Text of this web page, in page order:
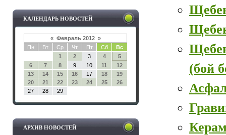
КАЛЕНДАРЬ НОВОСТЕЙ
« Февраль 2012 »
Пн
Вт Ср Чт Пт Сб
Вс
1
2 3 4
5
6
7 8 9 10 11
12
13
14 15 16 17 18
19
20
21 22 23 24 25
26
27
28 29
АРХИВ НОВОСТЕЙ
(бой